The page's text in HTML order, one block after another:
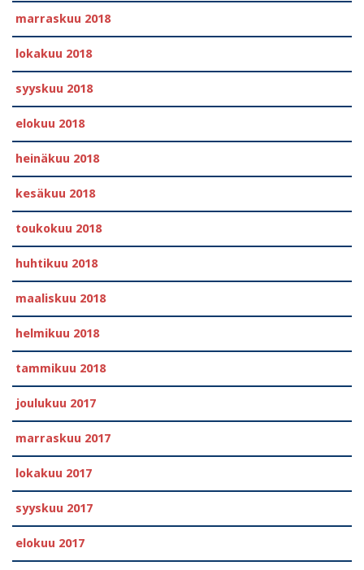
marraskuu 2018
lokakuu 2018
syyskuu 2018
elokuu 2018
heinäkuu 2018
kesäkuu 2018
toukokuu 2018
huhtikuu 2018
maaliskuu 2018
helmikuu 2018
tammikuu 2018
joulukuu 2017
marraskuu 2017
lokakuu 2017
syyskuu 2017
elokuu 2017